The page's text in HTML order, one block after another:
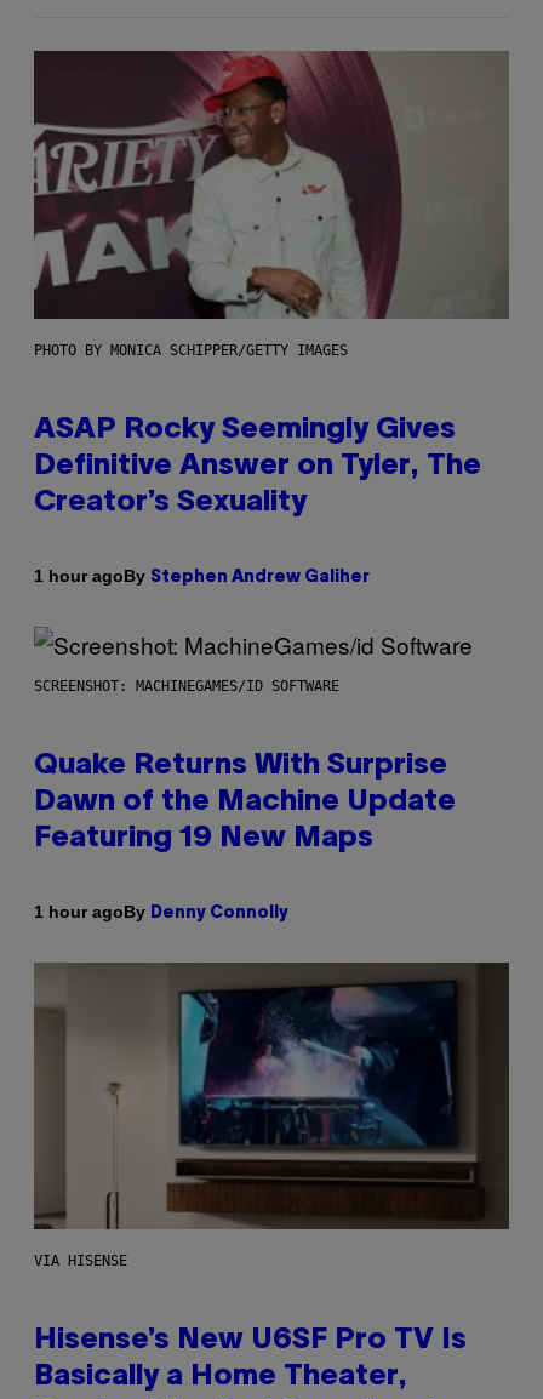
PHOTO BY MONICA SCHIPPER/GETTY IMAGES
ASAP Rocky Seemingly Gives
Definitive Answer on Tyler, The
Creator’s Sexuality
1 hour agoBy Stephen Andrew Galiher
SCREENSHOT: MACHINEGAMES/ID SOFTWARE
Quake Returns With Surprise
Dawn of the Machine Update
Featuring 19 New Maps
1 hour agoBy Denny Connolly
VIA HISENSE
Hisense’s New U6SF Pro TV Is
Basically a Home Theater,